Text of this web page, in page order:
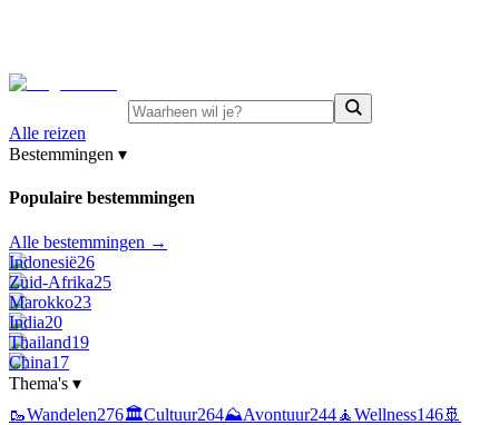
Alle reizen
Bestemmingen ▾
Populaire bestemmingen
Alle bestemmingen →
Indonesië26
Zuid-Afrika25
Marokko23
India20
Thailand19
China17
Thema's ▾
🥾Wandelen276🏛️Cultuur264⛰️Avontuur244🧘Wellness146🚢